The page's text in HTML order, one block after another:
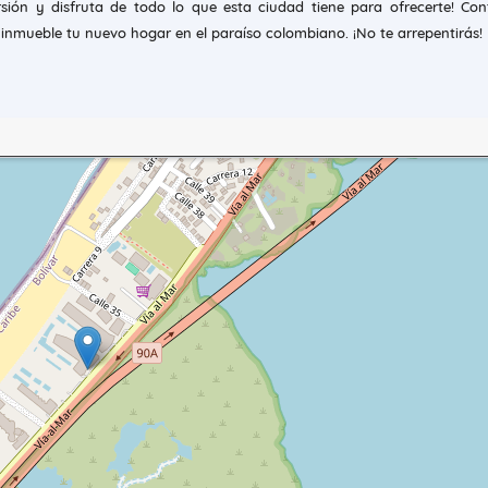
y disfruta de todo lo que esta ciudad tiene para ofrecerte!
tu nuevo hogar en el paraíso colombiano. ¡No te arrepentirás!